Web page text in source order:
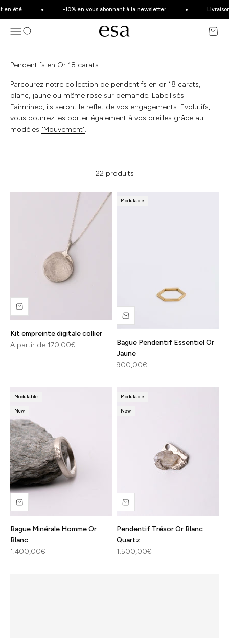
en été -10% en vous abonnant à la newsletter
MenuRecherche Esa Joaillerie - Bijoux éthique et made
Panier
Pendentifs en Or 18 carats
Parcourez notre collection de pendentifs en or 18 carats,
blanc, jaune ou même rose sur demande. Labellisés
Fairmined, ils seront le reflet de vos engagements. Evolutifs,
vous pourrez les porter également à vos oreilles grâce au
modèles "Mouvement".
22 produits
Kit empreinte digitale collier
Prix de vente
A partir de 170,00€
Modulable
Bague Pendentif Essentiel Or
Jaune
Prix de vente
900,00€
Modulable
New
Bague Minérale Homme Or
Blanc
Prix de vente
1.400,00€
Tous nos
bijoux sont
fabriqués
en France à
partir de
métaux
précieux
récyclés et
labellisés.
savoir
Modulable
New
Pendentif Trésor Or Blanc
Quartz
Prix de vente
1.500,00€